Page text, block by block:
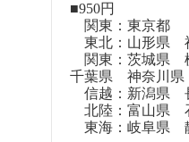
■950円
関東：東京都
東北：山形県
関東：茨城県
千葉県 神奈川
信越：新潟県
北陸：富山県
東海：岐阜県